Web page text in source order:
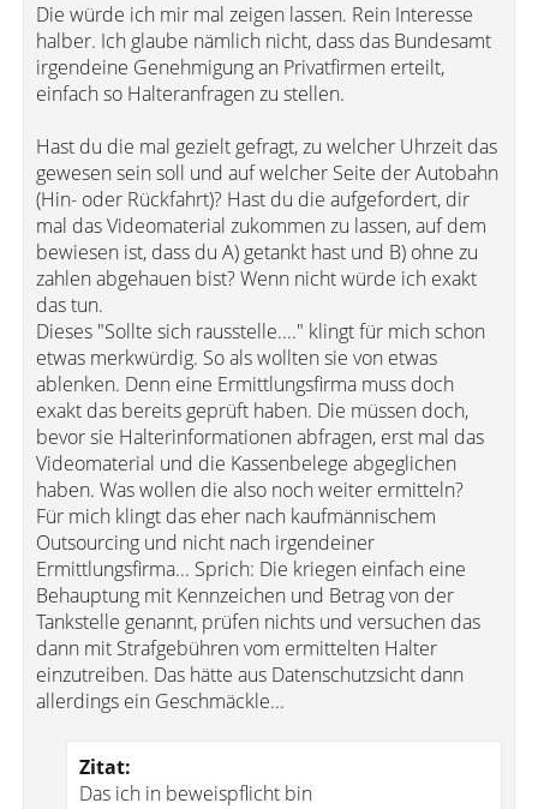
Die würde ich mir mal zeigen lassen. Rein Interesse
halber. Ich glaube nämlich nicht, dass das Bundesamt
irgendeine Genehmigung an Privatfirmen erteilt,
einfach so Halteranfragen zu stellen.
Hast du die mal gezielt gefragt, zu welcher Uhrzeit das
gewesen sein soll und auf welcher Seite der Autobahn
(Hin- oder Rückfahrt)? Hast du die aufgefordert, dir
mal das Videomaterial zukommen zu lassen, auf dem
bewiesen ist, dass du A) getankt hast und B) ohne zu
zahlen abgehauen bist? Wenn nicht würde ich exakt
das tun.
Dieses "Sollte sich rausstelle...." klingt für mich schon
etwas merkwürdig. So als wollten sie von etwas
ablenken. Denn eine Ermittlungsfirma muss doch
exakt das bereits geprüft haben. Die müssen doch,
bevor sie Halterinformationen abfragen, erst mal das
Videomaterial und die Kassenbelege abgeglichen
haben. Was wollen die also noch weiter ermitteln?
Für mich klingt das eher nach kaufmännischem
Outsourcing und nicht nach irgendeiner
Ermittlungsfirma... Sprich: Die kriegen einfach eine
Behauptung mit Kennzeichen und Betrag von der
Tankstelle genannt, prüfen nichts und versuchen das
dann mit Strafgebühren vom ermittelten Halter
einzutreiben. Das hätte aus Datenschutzsicht dann
allerdings ein Geschmäckle...
Zitat:
Das ich in beweispflicht bin